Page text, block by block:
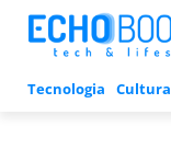
Tecnologia Cultura